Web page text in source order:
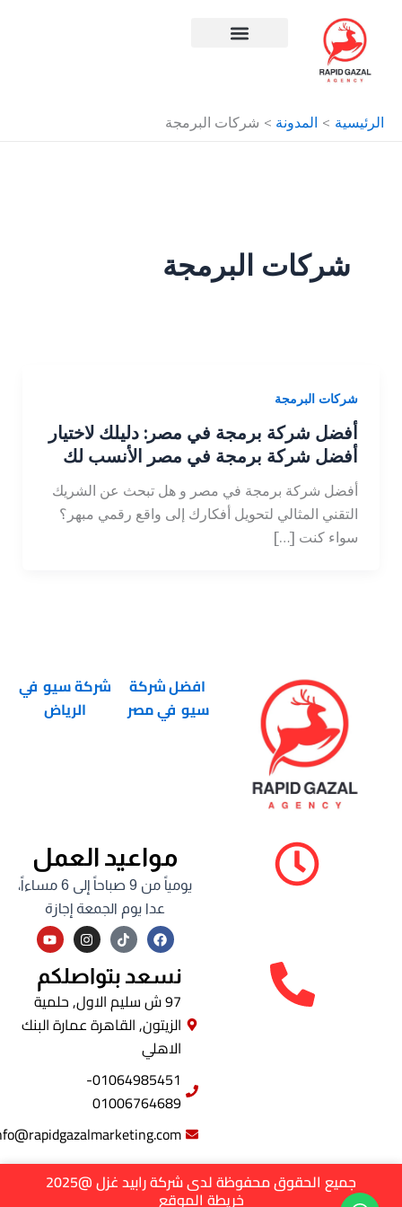
الرئيسية المدونة شركات البرمجة
شركات البرمجة
شركات البرمجة
أفضل شركة برمجة في مصر: دليلك لاختيار
أفضل شركة برمجة في مصر الأنسب لك
أفضل شركة برمجة في مصر و هل تبحث عن الشريك
التقني المثالي لتحويل أفكارك إلى واقع رقمي مبهر؟
سواء كنت […]
افضل شركة
سيو في مصر
شركة سيو في
الرياض
مواعيد العمل
يومياً من 9 صباحاً إلى 6 مساءاً،
عدا يوم الجمعة إجازة
F
a
c
e
b
o
o
k
I
n
s
t
a
g
r
a
Y
o
u
t
u
b
e
نسعد بتواصلكم
97 ش سليم الاول, حلمية
الزيتون, القاهرة عمارة البنك
الاهلي
01064985451-
01006764689
info@rapidgazalmarketing.com
جميع الحقوق محفوظة لدى شركة رابيد غزل @2025
خريطة الموقع